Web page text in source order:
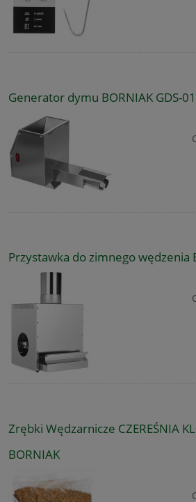
Generator dymu BORNIAK GDS-
Przystawka do zimnego wędzenia
Zrębki Wędzarnicze CZEREŚNIA
BORNIAK